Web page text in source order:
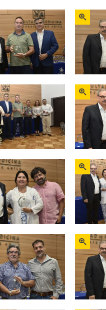
Zoom
Zoom
Zoom
Zoom